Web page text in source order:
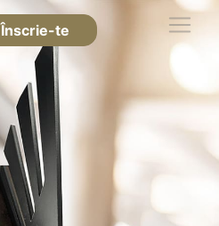
Înscrie-te